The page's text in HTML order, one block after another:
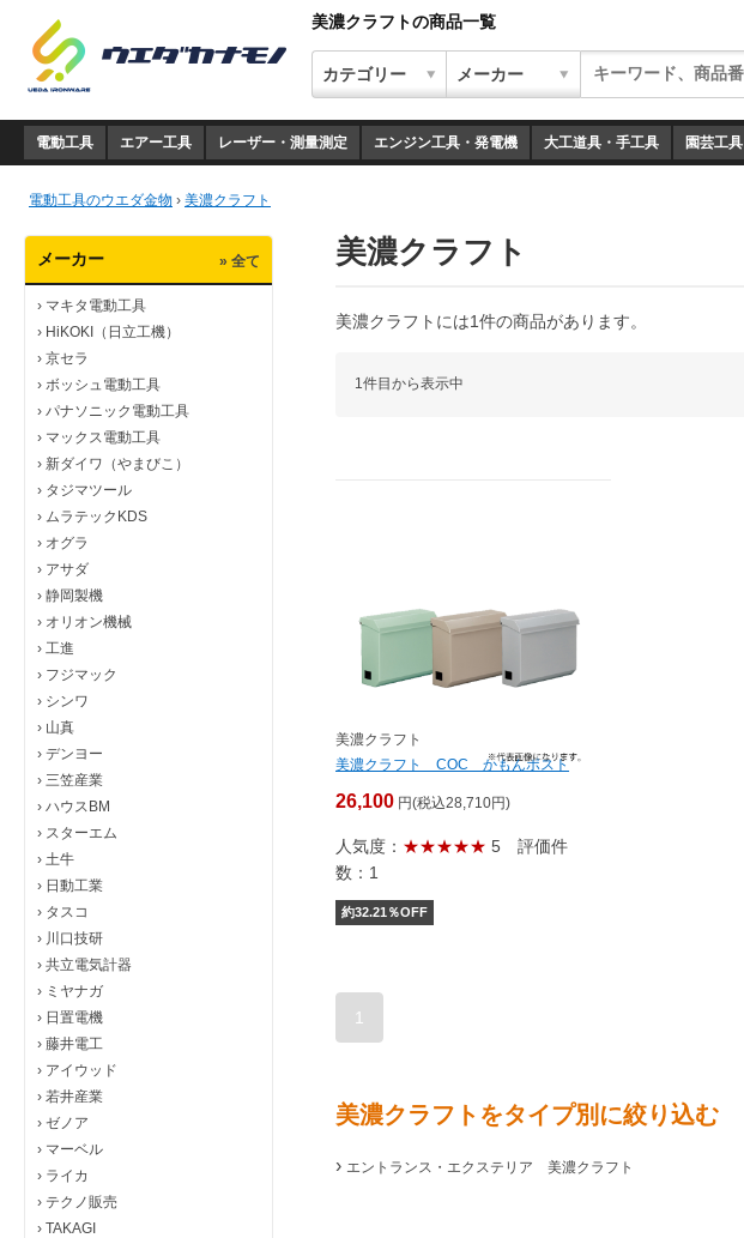
美濃クラフトの商品一覧
電動工具 エアー工具 レーザー・測量測定 エンジン工具・発電機 大工道具・手工具 園芸工具
電動工具のウエダ金物 › 美濃クラフト
メーカー » 全て
› マキタ電動工具
› HiKOKI（日立工機）
› 京セラ
› ボッシュ電動工具
› パナソニック電動工具
› マックス電動工具
› 新ダイワ（やまびこ）
› タジマツール
› ムラテックKDS
› オグラ
› アサダ
› 静岡製機
› オリオン機械
› 工進
› フジマック
› シンワ
› 山真
› デンヨー
› 三笠産業
› ハウスBM
› スターエム
› 土牛
› 日動工業
› タスコ
› 川口技研
› 共立電気計器
› ミヤナガ
› 日置電機
› 藤井電工
› アイウッド
› 若井産業
› ゼノア
› マーベル
› ライカ
› テクノ販売
› TAKAGI
美濃クラフト
美濃クラフトには1件の商品があります。
1件目から表示中
美濃クラフト
美濃クラフト COC かもんポスト
26,100 円(税込28,710円)
人気度： ★★★★★ 5 評価件
数：1
約32.21 ％OFF
1
美濃クラフトをタイプ別に絞り込む
› エントランス・エクステリア 美濃クラフト